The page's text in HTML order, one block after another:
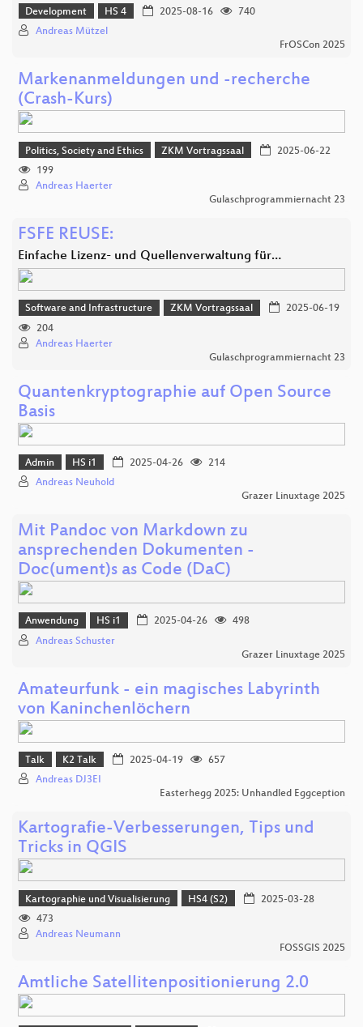
Development HS 4 2025-08-16
740
Andreas Mützel
FrOSCon 2025
Markenanmeldungen und -recherche
(Crash-Kurs)
Politics, Society and Ethics ZKM Vortragssaal
2025-06-22
199
Andreas Haerter
Gulaschprogrammiernacht 23
FSFE REUSE:
Einfache Lizenz- und Quellenverwaltung für…
Software and Infrastructure ZKM Vortragssaal
2025-06-19
204
Andreas Haerter
Gulaschprogrammiernacht 23
Quantenkryptographie auf Open Source
Basis
Admin HS i1 2025-04-26
214
Andreas Neuhold
Grazer Linuxtage 2025
Mit Pandoc von Markdown zu
ansprechenden Dokumenten -
Doc(ument)s as Code (DaC)
Anwendung HS i1 2025-04-26
498
Andreas Schuster
Grazer Linuxtage 2025
Amateurfunk - ein magisches Labyrinth
von Kaninchenlöchern
Talk K2 Talk 2025-04-19
657
Andreas DJ3EI
Easterhegg 2025: Unhandled Eggception
Kartografie-Verbesserungen, Tips und
Tricks in QGIS
Kartographie und Visualisierung HS4 (S2)
2025-03-28
473
Andreas Neumann
FOSSGIS 2025
Amtliche Satellitenpositionierung 2.0